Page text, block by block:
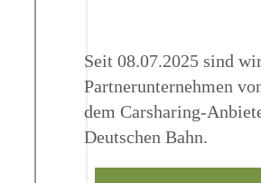
Seit 08.07.2025 sind
Partnerunternehmen
dem Carsharing-
Deutschen Bahn.